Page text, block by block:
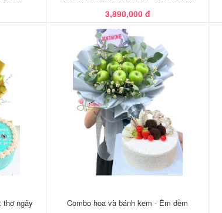
3,890,000 đ
thơ ngây Combo hoa và bánh kem - Êm đềm